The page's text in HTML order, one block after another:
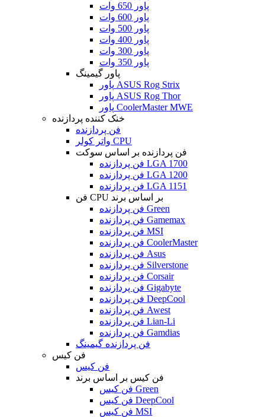
پاور 650 وات
پاور 600 وات
پاور 500 وات
پاور 400 وات
پاور 300 وات
پاور 350 وات
پاور گیمینگ
پاور ASUS Rog Strix
پاور ASUS Rog Thor
پاور CoolerMaster MWE
خنک کننده پردازنده
فن پردازنده
واتر کولر CPU
فن پردازنده بر اساس سوکت
فن پردازنده LGA 1700
فن پردازنده LGA 1200
فن پردازنده LGA 1151
فن CPU بر اساس برند
فن پردازنده Green
فن پردازنده Gamemax
فن پردازنده MSI
فن پردازنده CoolerMaster
فن پردازنده Asus
فن پردازنده Silverstone
فن پردازنده Corsair
فن پردازنده Gigabyte
فن پردازنده DeepCool
فن پردازنده Awest
فن پردازنده Lian-Li
فن پردازنده Gamdias
فن پردازنده گیمینگ
فن کیس
فن کیس
فن کیس بر اساس برند
فن کیس Green
فن کیس DeepCool
فن کیس MSI